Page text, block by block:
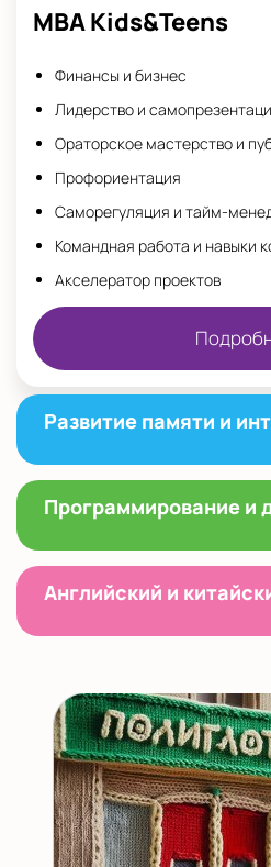
MBA Kids&Teens
Финансы и бизнес
Лидерство и
Ораторское мастерство и
Профориентация
Саморегуляция и тайм-
Командная работа и навыки
Акселератор проектов
Развитие памяти и
Программирование и
Английский и